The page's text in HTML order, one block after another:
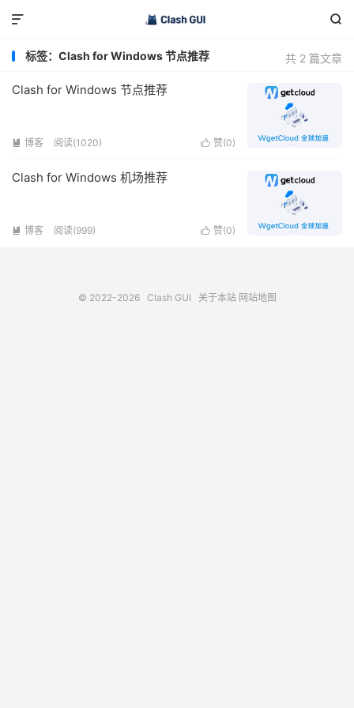


共 2 篇文章
标签：Clash for Windows 节点推荐
Clash for Windows 节点推荐
 赞(0)
 博客 阅读(1020)
Clash for Windows 机场推荐
 赞(0)
 博客 阅读(999)
© 2022-2026 Clash GUI 关于本站 网站地图